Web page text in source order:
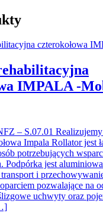
IMPALA -
– S.07.01
Impala Rollator jest
potrzebujących
Podpórka jest
i
pozwalające na
uchwyty oraz